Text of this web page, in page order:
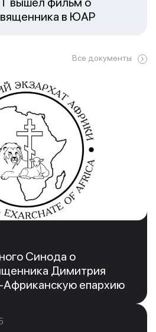
в ЮАР
Все документы
Синода о
Димитрия
Африканскую епархию